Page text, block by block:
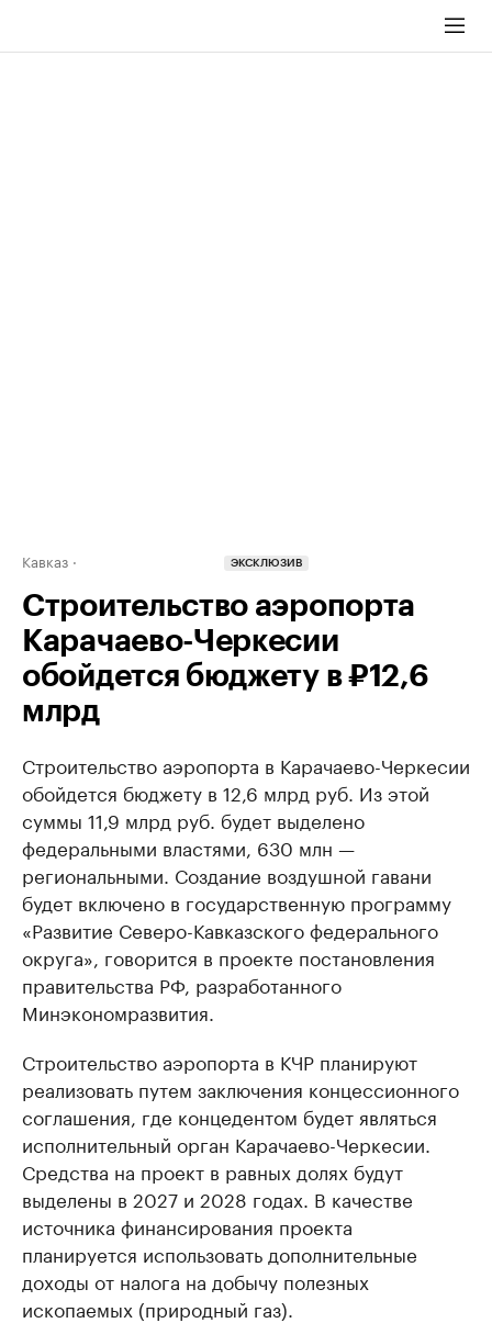
Кавказ ЭКСКЛЮЗИВ
Строительство аэропорта
Карачаево-Черкесии
обойдется бюджету в ₽12,6
млрд
Строительство аэропорта в Карачаево-Черкесии
обойдется бюджету в 12,6 млрд руб. Из этой
суммы 11,9 млрд руб. будет выделено
федеральными властями, 630 млн —
региональными. Создание воздушной гавани
будет включено в государственную программу
«Развитие Северо-Кавказского федерального
округа», говорится в проекте постановления
правительства РФ, разработанного
Минэкономразвития.
Строительство аэропорта в КЧР планируют
реализовать путем заключения концессионного
соглашения, где концедентом будет являться
исполнительный орган Карачаево-Черкесии.
Средства на проект в равных долях будут
выделены в 2027 и 2028 годах. В качестве
источника финансирования проекта
планируется использовать дополнительные
доходы от налога на добычу полезных
ископаемых (природный газ).